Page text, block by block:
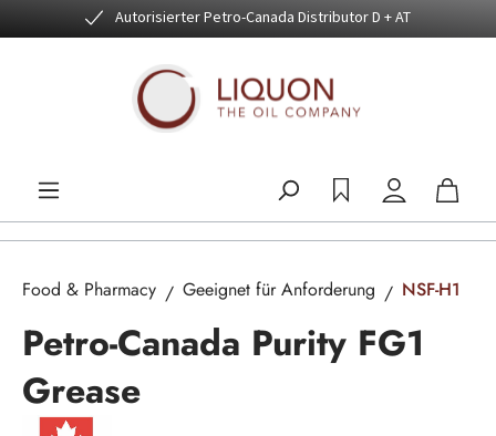
Zum Hauptinhalt springenAutorisierter Petro-Canada Distributor D + AT
Food & Pharmacy Geeignet für Anforderung NSF-H1
Petro-Canada Purity FG1
Grease